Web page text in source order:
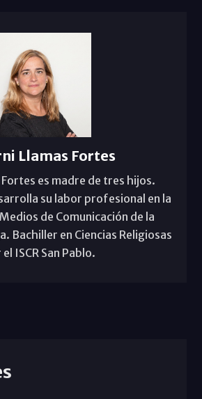
Llamas Fortes
Fortes es madre de tres hijos.
su labor profesional en la
de Comunicación de la
Bachiller en Ciencias Religiosas
ISCR San Pablo.